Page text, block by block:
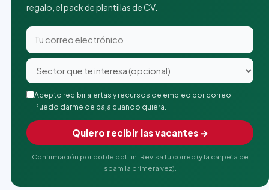
regalo, el pack de plantillas de CV.
Acepto recibir alertas y recursos de empleo por correo.
Puedo darme de baja cuando quiera.
Quiero recibir las vacantes →
Confirmación por doble opt-in. Revisa tu correo (y la carpeta de
spam la primera vez).